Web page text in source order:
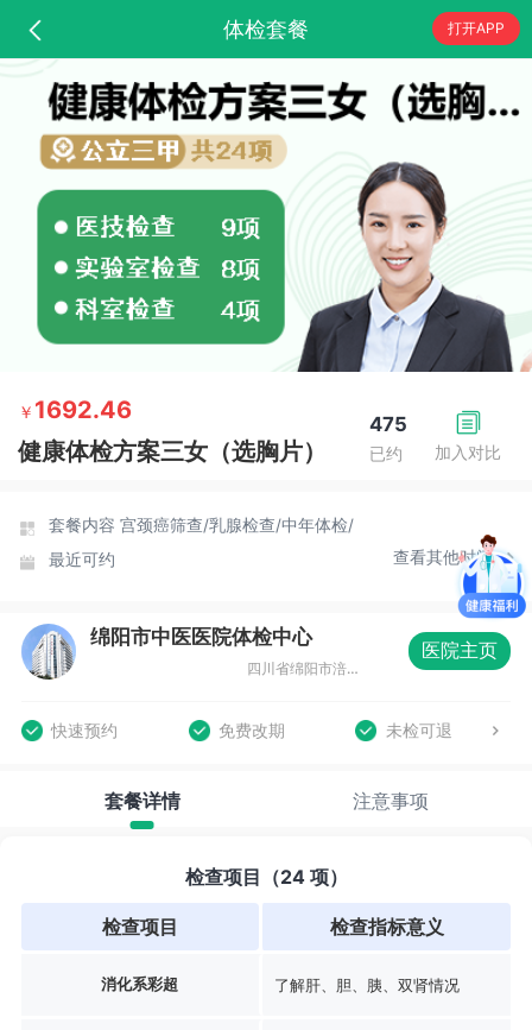
体检套餐 打开APP
加入对比
475
已约
￥ 1692.46
健康体检方案三女（选胸片）
套餐内容 宫颈癌筛查/乳腺检查/中年体检/
最近可约
查看其他时间
绵阳市中医医院体检中心
四川省绵阳市涪城区涪城路14号
医院主页
快速预约 免费改期 未检可退
套餐详情 注意事项
检查项目（24 项）
检查项目 检查指标意义
消化系彩超 了解肝、胆、胰、双肾情况